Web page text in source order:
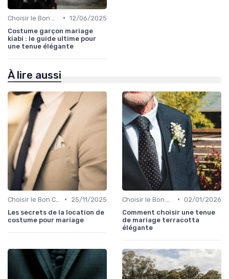
• 12/06/2025
Costume garçon mariage
kiabi : le guide ultime pour
une tenue élégante
À lire aussi
•
25/11/2025
Les secrets de la location de
costume pour mariage
• 02/01/2026
Comment choisir une tenue
de mariage terracotta
élégante